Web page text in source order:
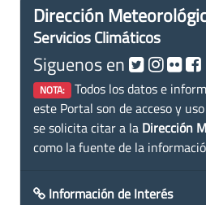
Dirección
Servicios Climáticos
Siguenos en
NOTA: Todos los datos e
este Portal son de acceso y
se solicita citar a la Dirección
como la fuente de la
Información de Interés